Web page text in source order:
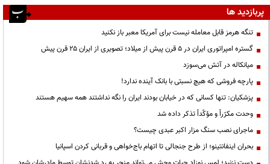
پربازدید ها
تنگه هرمز قابل معامله نیست برای آمریکا معبر باز نکنید
گستره امپراتوری ایران در ۵ قرن پیش از میلاد؛ تصویری از ایران ۲۵ قرن پیش
میانکاله در آتش می‌سوزد
پارچه فروشی که هیچ نسبتی با بانک آینده ندارد!
پزشکیان: تنها کسانی که در خیابان بودند ایران را نگه نداشتند همه سهیم هستند
وحدت مکرّراً و مؤکّداً تذکر داده شد
ماجرای نصب سنگ مزار اکبر عبدی چیست؟
بحران اینفانتینو؛ از طرح جنجالی تا اتهام باج‌خواهی و قربانی کردن اسپانیا